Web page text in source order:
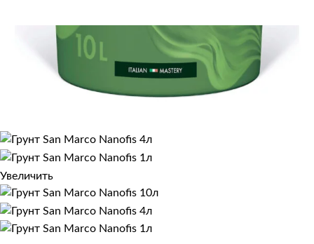
Увеличить